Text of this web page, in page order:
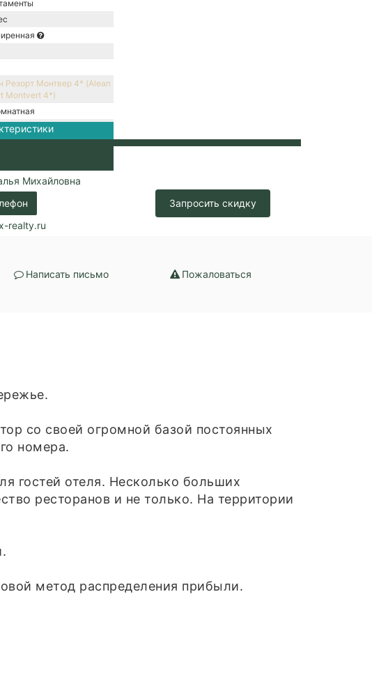
Резорт Монтвер 4* (Alean
Montvert 4*)
блочное
канализация /
водоснабжение /
отопление
Михайловна
realty.ru
Запросить скидку
Написать письмо Пожаловаться
со своей огромной базой постоянных
номера.
гостей отеля. Несколько больших
ресторанов и не только. На территории
метод распределения прибыли.